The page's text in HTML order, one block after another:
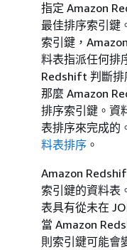
指定 Amazon
最佳排序索引鍵
索引鍵，
料表指派任何排
Redshift 判斷排
那麼 Amazon
排序索引鍵。資
表排序來完成的
料表排序。
Amazon
索引鍵的資料表
表具有從未在
當 Amazon
則索引鍵可能會